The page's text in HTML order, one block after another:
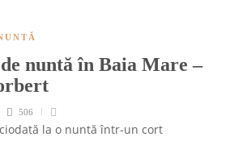
nuntă în Baia Mare –
506
la o nuntă într-un cort